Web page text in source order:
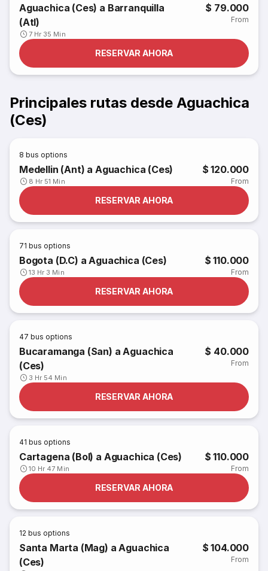
Aguachica (Ces) a Barranquilla
(Atl)
7 Hr 35 Min
$ 79.000
From
RESERVAR AHORA
Principales rutas desde Aguachica
(Ces)
8 bus options
Medellin (Ant) a Aguachica (Ces)
8 Hr 51 Min
$ 120.000
From
RESERVAR AHORA
71 bus options
Bogota (D.C) a Aguachica (Ces)
13 Hr 3 Min
$ 110.000
From
RESERVAR AHORA
47 bus options
Bucaramanga (San) a Aguachica
(Ces)
3 Hr 54 Min
$ 40.000
From
RESERVAR AHORA
41 bus options
Cartagena (Bol) a Aguachica (Ces)
10 Hr 47 Min
$ 110.000
From
RESERVAR AHORA
12 bus options
Santa Marta (Mag) a Aguachica
(Ces)
$ 104.000
From